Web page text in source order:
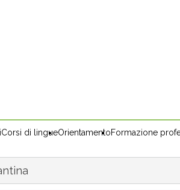
Corsi di lingueOrientamentoFormazione